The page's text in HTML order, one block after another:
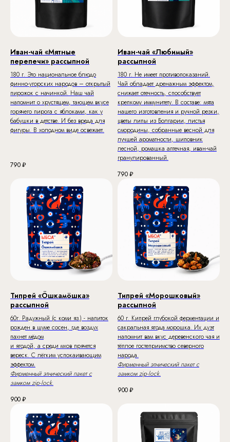
Иван-чай «Мятные
перепечи» рассыпной
180 г. Это национальное блюдо
финно-угорских народов – открытый
пирожок с начинкой. Наш чай
напомнит о хрустящем, тающем вкусе
горячего пирога с яблоками, как у
бабушки в детстве. И без вреда для
фигуры. В холодном виде освежает.
790₽
Иван-чай «Любимый»
рассыпной
180 г. Не имеет противопоказаний.
Чай обладает дренажным эффектом,
снижает отечность, способствует
крепкому иммунитету. В составе: мята
нашего изготовления и ручной резки,
цветы липы из Болгарии, листья
смородины, собранные весной для
лучшей ароматности, шиповник
лесной, ромашка аптечная, иван-чай
гранулированный.
790₽
Типрей «Öшкамöшка»
рассыпной
60г. Радужный (с коми яз.) - напиток
рожден в шуме сосен, где воздух
пахнет мёдом
и ягодой, а среди мхов прячется
вереск. С лёгким успокаивающим
эффектом.
Фирменный этнический пакет с
замком zip-lock.
900₽
Типрей «Морошковый»
рассыпной
60 г. Кипрей глубокой ферментации и
сакральная ягода морошка. Их дуэт
напомнит вам вкус деревенского чая и
тёплое гостеприимство северного
народа.
Фирменный этнический пакет с
замком zip-lock.
900₽